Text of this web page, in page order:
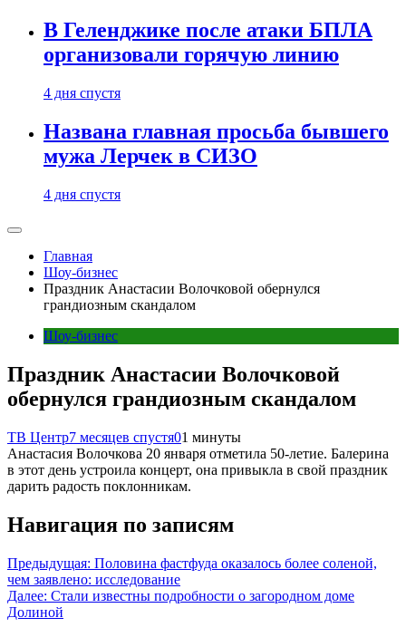
В Геленджике после атаки БПЛА
организовали горячую линию
4 дня спустя
Названа главная просьба бывшего
мужа Лерчек в СИЗО
4 дня спустя
Главная
Шоу-бизнес
Праздник Анастасии Волочковой обернулся
грандиозным скандалом
Шоу-бизнес
Праздник Анастасии Волочковой
обернулся грандиозным скандалом
ТВ Центр7 месяцев спустя01 минуты
Анастасия Волочкова 20 января отметила 50-летие. Балерина
в этот день устроила концерт, она привыкла в свой праздник
дарить радость поклонникам.
Навигация по записям
Предыдущая: Половина фастфуда оказалось более соленой,
чем заявлено: исследование
Далее: Стали известны подробности о загородном доме
Долиной